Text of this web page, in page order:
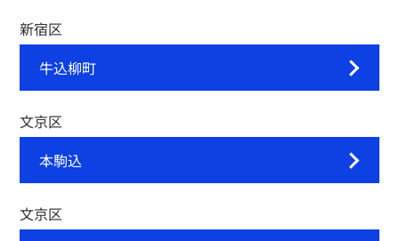
新宿区
牛込柳町
文京区
本駒込
文京区